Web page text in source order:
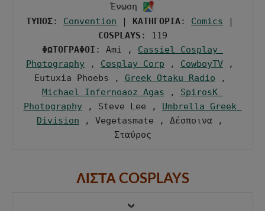
Ένωση
ΤΥΠΟΣ: Convention | ΚΑΤΗΓΟΡΙΑ: Comics
COSPLAYS
ΦΩΤΟΓΡΑΦΟΙ : Ami , Cassiel Cosplay
Photography , Cosplay Corp , CowboyTV ,
Eutuxia Phoebs , Greek Otaku Radio
Michael Infernoaoz Agas , SpirosK
Photography , Steve Lee , Umbrella Greek
Division , Vegetasmate , Δέσποινα ,
Σταύρος
ΛΙΣΤΑ COSPLAYS